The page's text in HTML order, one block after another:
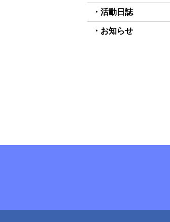
活動日誌
お知らせ